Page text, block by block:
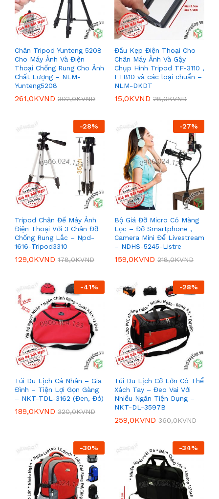
Chân Tripod Yunteng 5208
Cho Máy Ảnh Và Điện
Thoại Chống Rung Cho Ảnh
Chất Lượng – NLM-
Yunteng5208
261,0KVND 302,0KVND
Đầu Kẹp Điện Thoại Cho
Chân Máy Ảnh Và Gậy
Chụp Hình Tripod TF-3110 ,
FT810 và các loại chuẩn –
NLM-DKDT
15,0KVND 28,0KVND
-28%
Tripod Chân Đế Máy Ảnh
Điện Thoại Với 3 Chân Đỡ
Chống Rung Lắc – Npd-
1616-Tripod3310
129,0KVND 178,0KVND
-27%
Bộ Giá Đỡ Micro Có Màng
Lọc – Đỡ Smartphone ,
Camera Mini Để Livestream
– NDHS-5245-Listre
159,0KVND 218,0KVND
-41%
Túi Du Lịch Cá Nhân – Gia
Đình – Tiện Lợi Gọn Gàng
– NKT-TDL-3162 (Đen, Đỏ)
189,0KVND 320,0KVND
-28%
Túi Du Lịch Cỡ Lớn Có Thể
Xách Tay – Đeo Vai Với
Nhiều Ngăn Tiện Dụng –
NKT-DL-3597B
259,0KVND 360,0KVND
-30% -34%